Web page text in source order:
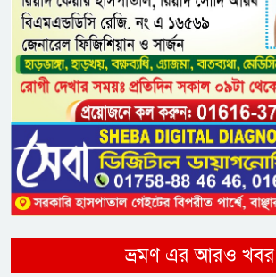
ভ্রমণ এর আরও খবর